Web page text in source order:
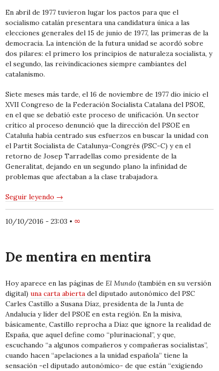
En abril de 1977 tuvieron lugar los pactos para que el
socialismo catalán presentara una candidatura única a las
elecciones generales del 15 de junio de 1977, las primeras de la
democracia. La intención de la futura unidad se acordó sobre
dos pilares: el primero los principios de naturaleza socialista, y
el segundo, las reivindicaciones siempre cambiantes del
catalanismo.
Siete meses más tarde, el 16 de noviembre de 1977 dio inicio el
XVII Congreso de la Federación Socialista Catalana del PSOE,
en el que se debatió este proceso de unificación. Un sector
crítico al proceso denunció que la dirección del PSOE en
Cataluña había centrado sus esfuerzos en buscar la unidad con
el Partit Socialista de Catalunya-Congrés (PSC-C) y en el
retorno de Josep Tarradellas como presidente de la
Generalitat, dejando en un segundo plano la infinidad de
problemas que afectaban a la clase trabajadora.
Seguir leyendo →
10/10/2016 - 23:03 • ∞
De mentira en mentira
Hoy aparece en las páginas deEl Mundo (también en su versión
digital)una carta abierta del diputado autonómico del PSC
Carles Castillo a Susana Díaz, presidenta de la Junta de
Andalucía y líder del PSOE en esta región. En la misiva,
básicamente, Castillo reprocha a Díaz que ignore la realidad de
España, que aquel define como “plurinacional”, y que,
escuchando “a algunos compañeros y compañeras socialistas”,
cuando hacen “apelaciones a la unidad española” tiene la
sensación -el diputado autonómico- de que están “exigiendo